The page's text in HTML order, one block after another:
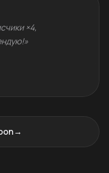
×4,
→